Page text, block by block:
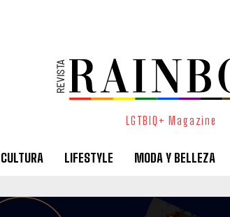
LGTBIQ+ Magazine
CULTURA LIFESTYLE MODA Y BELLEZA